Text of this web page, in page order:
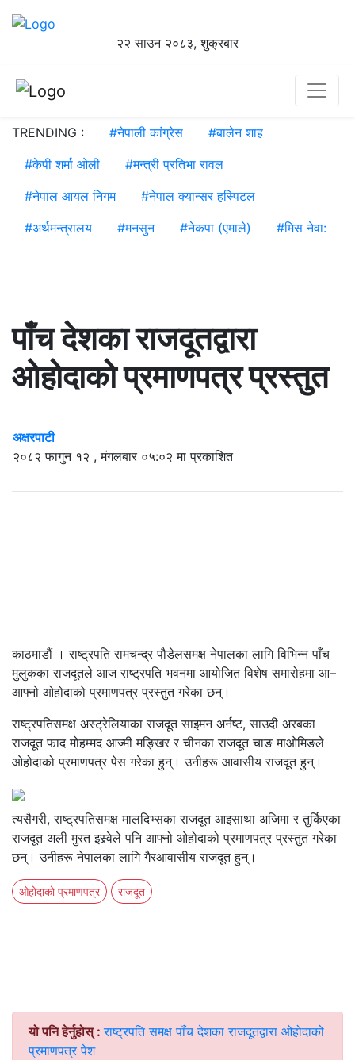
२२ साउन २०८३, शुक्रबार
TRENDING : #नेपाली कांग्रेस #बालेन शाह
#केपी शर्मा ओली #मन्त्री प्रतिभा रावल
#नेपाल आयल निगम #नेपाल क्यान्सर हस्पिटल
#अर्थमन्त्रालय #मनसुन #नेकपा (एमाले) #मिस नेवा:
पाँच देशका राजदूतद्वारा
ओहोदाको प्रमाणपत्र प्रस्तुत
अक्षरपाटी
२०८२ फागुन १२ , मंगलबार ०५:०२ मा प्रकाशित
काठमाडौं । राष्ट्रपति रामचन्द्र पौडेलसमक्ष नेपालका लागि विभिन्न पाँच
मुलुकका राजदूतले आज राष्ट्रपति भवनमा आयोजित विशेष समारोहमा आ–
आफ्नो ओहोदाको प्रमाणपत्र प्रस्तुत गरेका छन्।
राष्ट्रपतिसमक्ष अस्ट्रेलियाका राजदूत साइमन अर्नष्ट, साउदी अरबका
राजदूत फाद मोहम्मद आज्मी मङ्खिर र चीनका राजदूत चाङ माओमिङले
ओहोदाको प्रमाणपत्र पेस गरेका हुन्। उनीहरू आवासीय राजदूत हुन्।
त्यसैगरी, राष्ट्रपतिसमक्ष मालदिभ्सका राजदूत आइसाथा अजिमा र तुर्किएका
राजदूत अली मुरत इस्र्वेले पनि आफ्नो ओहोदाको प्रमाणपत्र प्रस्तुत गरेका
छन्। उनीहरू नेपालका लागि गैरआवासीय राजदूत हुन्।
ओहोदाको प्रमाणपत्र राजदूत
यो पनि हेर्नुहोस् :राष्ट्रपति समक्ष पाँच देशका राजदूतद्वारा ओहोदाको
प्रमाणपत्र पेश